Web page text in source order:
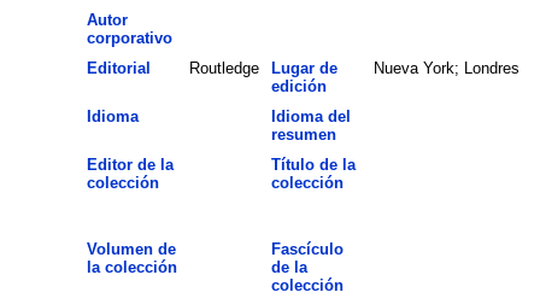
Autor
corporativo
Editorial
Routledge
Lugar de
edición
Nueva York; Londres
Idioma
Idioma del
resumen
Editor de la
colección
Título de la
colección
Volumen de
la colección
Fascículo
de la
colección